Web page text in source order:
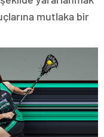
mutlaka bir